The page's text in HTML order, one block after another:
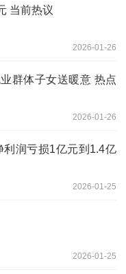
当前热议
2026-01-26
群体子女送暖意 热点
2026-01-26
润亏损1亿元到1.4亿
2026-01-25
2026-01-25